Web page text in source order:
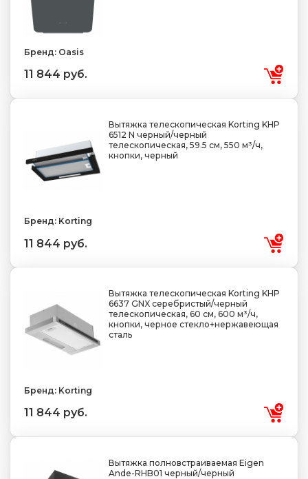
Бренд: Oasis
11 844 руб.
Вытяжка телескопическая Korting KHP
6512 N черный/черный
телескопическая, 59.5 см, 550 м³/ч,
кнопки, черный
Бренд: Korting
11 844 руб.
Вытяжка телескопическая Korting KHP
6637 GNX серебристый/черный
телескопическая, 60 см, 600 м³/ч,
кнопки, черное стекло+нержавеющая
сталь
Бренд: Korting
11 844 руб.
Вытяжка полновстраиваемая Eigen
Ande-RHB01 черный/черный